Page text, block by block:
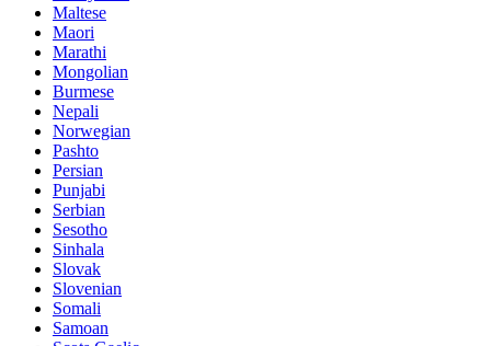
Maltese
Maori
Marathi
Mongolian
Burmese
Nepali
Norwegian
Pashto
Persian
Punjabi
Serbian
Sesotho
Sinhala
Slovak
Slovenian
Somali
Samoan